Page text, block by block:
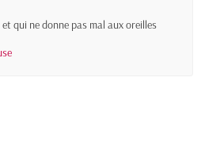
qui ne donne pas mal aux oreilles